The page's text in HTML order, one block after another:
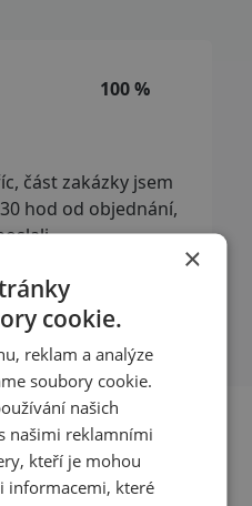
100 %
část zakázky jsem
hod od objednání,
recenze
×
cookie.
reklam a analýze
soubory cookie.
našich
našimi reklamními
kteří je mohou
informacemi, které